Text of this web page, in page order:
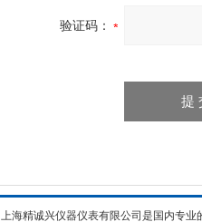
验证码：
上海精诚兴仪器仪表有限公司是国内专